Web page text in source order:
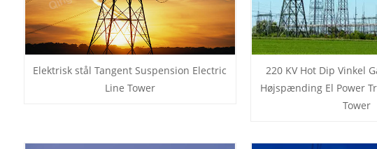
Elektrisk stål Tangent Suspension Electric
Line Tower
220 KV Hot Dip Vinkel
Højspænding El Power
Tower